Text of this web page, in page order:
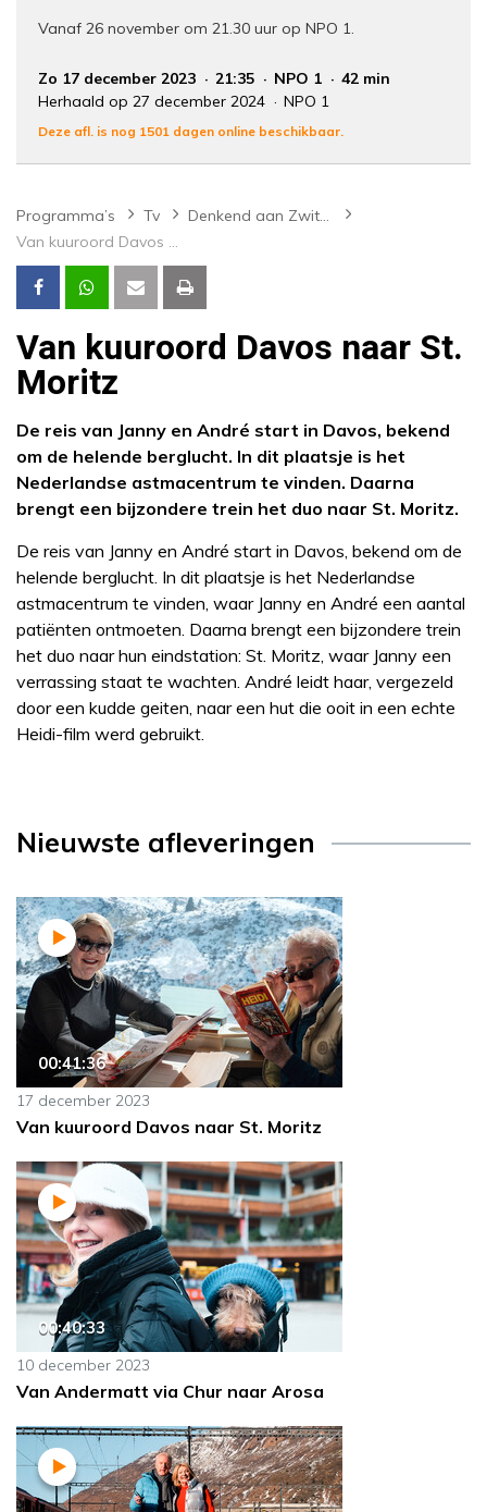
Vanaf 26 november om 21.30 uur op NPO 1.
Zo 17 december 2023 21:35 NPO 1
42 min
Herhaald op 27 december 2024
NPO 1
Deze afl. is nog 1501 dagen online beschikbaar.
Programma’s Tv
Denkend aan Zwitserland
Van kuuroord Davos naar St. Moritz
Van kuuroord Davos naar St.
Moritz
De reis van Janny en André start in Davos, bekend
om de helende berglucht. In dit plaatsje is het
Nederlandse astmacentrum te vinden. Daarna
brengt een bijzondere trein het duo naar St. Moritz.
De reis van Janny en André start in Davos, bekend om de
helende berglucht. In dit plaatsje is het Nederlandse
astmacentrum te vinden, waar Janny en André een aantal
patiënten ontmoeten. Daarna brengt een bijzondere trein
het duo naar hun eindstation: St. Moritz, waar Janny een
verrassing staat te wachten. André leidt haar, vergezeld
door een kudde geiten, naar een hut die ooit in een echte
Heidi-film werd gebruikt.
Nieuwste afleveringen
00:41:36
17 december 2023
Van kuuroord Davos naar St. Moritz
00:40:33
10 december 2023
Van Andermatt via Chur naar Arosa